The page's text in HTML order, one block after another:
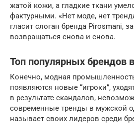
жатой кожи, а гладкие ткани
фактурными. «Нет моде, нет
гласит слоган бренда Pirosmani,
возвращаться снова и снова.
Топ популярных брендов
Конечно, модная
появляются новые “игроки”,
в результате скандалов,
современные тренды в мужской
называет своих лидеров среди